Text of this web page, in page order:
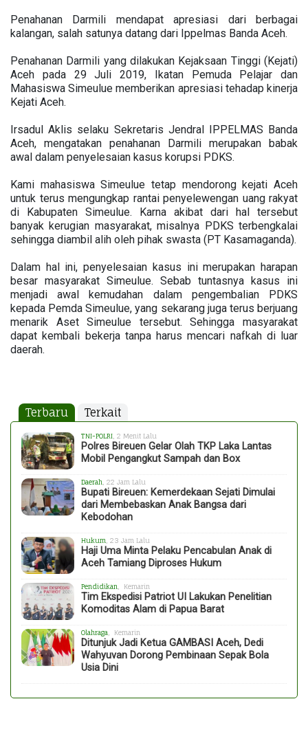
Penahanan Darmili mendapat apresiasi dari berbagai
kalangan, salah satunya datang dari Ippelmas Banda Aceh.
Penahanan Darmili yang dilakukan Kejaksaan Tinggi (Kejati)
Aceh pada 29 Juli 2019, Ikatan Pemuda Pelajar dan
Mahasiswa Simeulue memberikan apresiasi tehadap kinerja
Kejati Aceh.
Irsadul Aklis selaku Sekretaris Jendral IPPELMAS Banda
Aceh, mengatakan penahanan Darmili merupakan babak
awal dalam penyelesaian kasus korupsi PDKS.
Kami mahasiswa Simeulue tetap mendorong kejati Aceh
untuk terus mengungkap rantai penyelewengan uang rakyat
di Kabupaten Simeulue. Karna akibat dari hal tersebut
banyak kerugian masyarakat, misalnya PDKS terbengkalai
sehingga diambil alih oleh pihak swasta (PT Kasamaganda).
Dalam hal ini, penyelesaian kasus ini merupakan harapan
besar masyarakat Simeulue. Sebab tuntasnya kasus ini
menjadi awal kemudahan dalam pengembalian PDKS
kepada Pemda Simeulue, yang sekarang juga terus berjuang
menarik Aset Simeulue tersebut. Sehingga masyarakat
dapat kembali bekerja tanpa harus mencari nafkah di luar
daerah.
Terbaru Terkait
TNI-POLRI, 2 Menit Lalu
Polres Bireuen Gelar Olah TKP Laka Lantas
Mobil Pengangkut Sampah dan Box
Daerah, 22 Jam Lalu
Bupati Bireuen: Kemerdekaan Sejati Dimulai
dari Membebaskan Anak Bangsa dari
Kebodohan
Hukum, 23 Jam Lalu
Haji Uma Minta Pelaku Pencabulan Anak di
Aceh Tamiang Diproses Hukum
Pendidikan, Kemarin
Tim Ekspedisi Patriot UI Lakukan Penelitian
Komoditas Alam di Papua Barat
Olahraga, Kemarin
Ditunjuk Jadi Ketua GAMBASI Aceh, Dedi
Wahyuvan Dorong Pembinaan Sepak Bola
Usia Dini